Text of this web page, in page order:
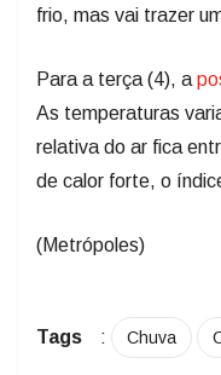
frio, mas vai trazer
Para a terça (4), a
As temperaturas
relativa do ar fica
de calor forte, o
(Metrópoles)
Tags : Chuva